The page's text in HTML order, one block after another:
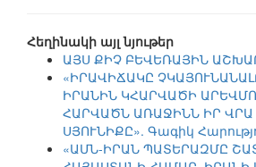
Հեղինակի այլ նյութեր
ԱՅՍ ՔԻՉ ԲԵՎԵՌԱՅԻՆ
«ԻՐԱՎԻՃԱԿԸ
ԻՐԱՆԻՆ ԿՀԱՐՎԱԾԻ
ՀԱՐՎԱԾՆ ԱՌԱՋԻՆՆ ԻՐ
ՍՅՈՒՆԻՔԸ». Գագիկ
«ԱՄՆ-ԻՐԱՆ ՊԱՏԵՐԱԶՄԸ